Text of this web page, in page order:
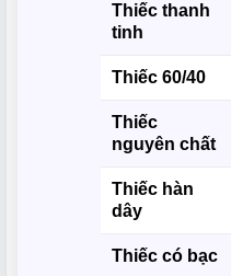
Thiếc thanh
tinh
Thiếc 60/40
Thiếc
nguyên chất
Thiếc hàn
dây
Thiếc có bạc